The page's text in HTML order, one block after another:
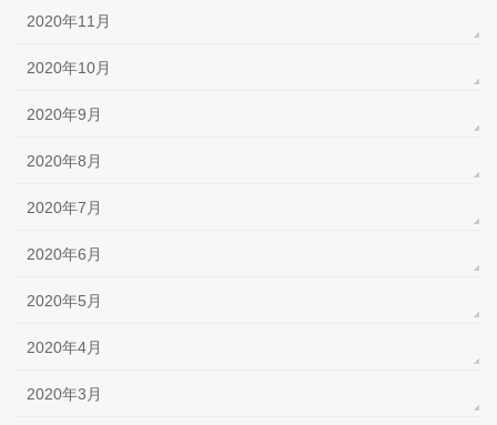
2020年11月
2020年10月
2020年9月
2020年8月
2020年7月
2020年6月
2020年5月
2020年4月
2020年3月